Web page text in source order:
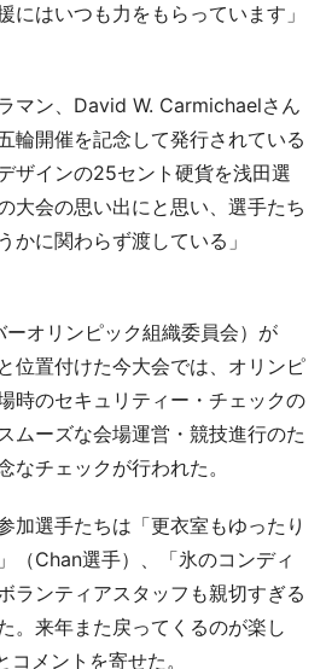
にはいつも力をもらっています」
マン、David W. Carmichaelさん
輪開催を記念して発行されている
ザインの25セント硬貨を浅田選
大会の思い出にと思い、選手たち
かに関わらず渡している」
オリンピック組織委員会）が
位置付けた今大会では、オリンピ
時のセキュリティー・チェックの
ムーズな会場運営・競技進行のた
なチェックが行われた。
加選手たちは「更衣室もゆったり
（Chan選手）、「氷のコンディ
ランティアスタッフも親切すぎる
。来年また戻ってくるのが楽し
メントを寄せた。